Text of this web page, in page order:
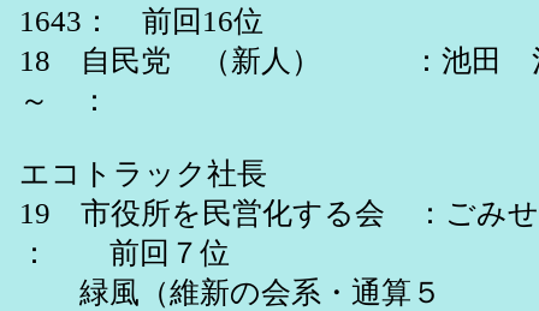
1643： 前回16位
18 自民党 （新人） ：池
～ ：
エコトラック社長
19 市役所を民営化する会 ：ごみ
： 前回７位
緑風（維新の会系・通算５